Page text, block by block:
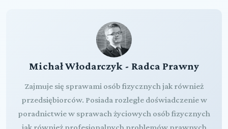
Michał Włodarczyk - Radca Prawny
Zajmuje się sprawami osób fizycznych jak również
przedsiębiorców. Posiada rozległe doświadczenie w
poradnictwie w sprawach życiowych osób fizycznych
jak również profesjonalnych problemów prawnych